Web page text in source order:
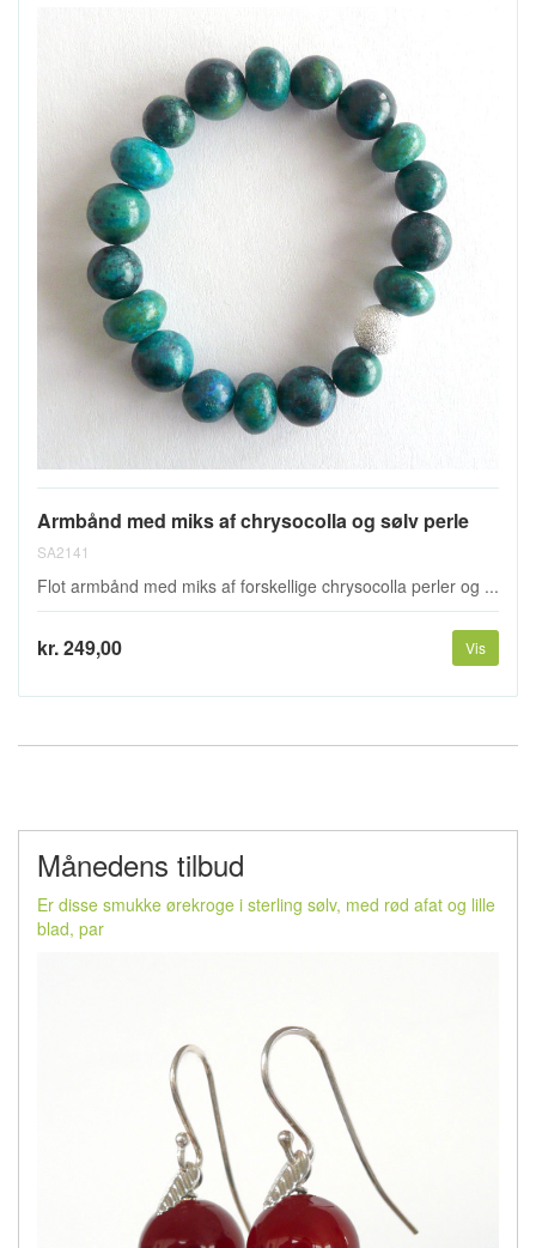
Armbånd med miks af chrysocolla og sølv perle
SA2141
Flot armbånd med miks af forskellige chrysocolla perler og ...
kr. 249,00 Vis
Månedens tilbud
Er disse smukke ørekroge i sterling sølv, med rød afat og lille
blad, par